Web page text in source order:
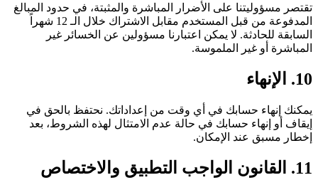
تقتصر مسؤوليتنا على الأضرار المباشرة والمثبتة، في حدود المبالغ
المدفوعة من قبل المستخدم مقابل الاشتراك خلال الـ 12 شهراً
السابقة للحادثة. لا يمكن اعتبارنا مسؤولين عن الخسائر غير
المباشرة أو غير الملموسة.
10. الإنهاء
يمكنك إنهاء حسابك في أي وقت من إعداداتك. نحتفظ بالحق في
إيقاف أو إنهاء حسابك في حالة عدم الامتثال لهذه الشروط، بعد
إخطار مسبق عند الإمكان.
11. القانون الواجب التطبيق والاختصاص